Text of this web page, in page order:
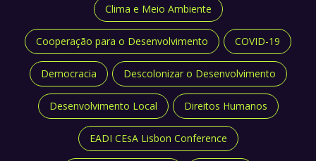
Clima e Meio Ambiente
Cooperação para o Desenvolvimento COVID-19
Democracia Descolonizar o Desenvolvimento
Desenvolvimento Local Direitos Humanos
EADI CEsA Lisbon Conference